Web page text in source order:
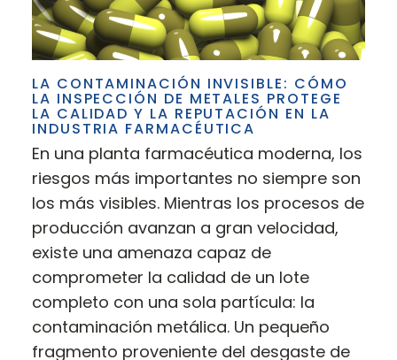
LA CONTAMINACIÓN INVISIBLE: CÓMO
LA INSPECCIÓN DE METALES PROTEGE
LA CALIDAD Y LA REPUTACIÓN EN LA
INDUSTRIA FARMACÉUTICA
En una planta farmacéutica moderna, los
riesgos más importantes no siempre son
los más visibles. Mientras los procesos de
producción avanzan a gran velocidad,
existe una amenaza capaz de
comprometer la calidad de un lote
completo con una sola partícula: la
contaminación metálica. Un pequeño
fragmento proveniente del desgaste de